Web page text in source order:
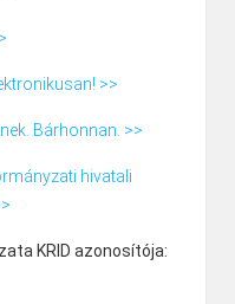
>>
Bárhonnan. >>
hivatali
KRID azonosítója: